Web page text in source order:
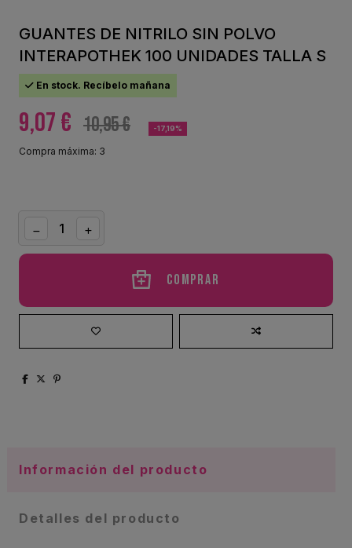
GUANTES DE NITRILO SIN POLVO
INTERAPOTHEK 100 UNIDADES TALLA S
En stock. Recíbelo mañana
9,07 € 10,95 € -17,19%
Compra máxima: 3
Comprar
Información del producto
Detalles del producto